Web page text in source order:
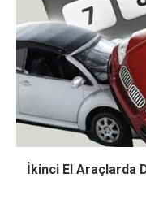
İkinci El Araçlarda